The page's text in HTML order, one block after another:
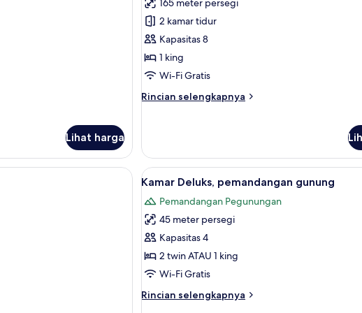
Lihat harga
untuk
Vila,
2
kamar
tidur
165 meter persegi
2 kamar tidur
Kapasitas 8
1 king
Wi-Fi Gratis
Rincian selengkapnya
Rincian
kamar
tidur
Selimut bulu angsa, minibar, brankas, dan meja kerja
Lihat
semua
foto
untuk
Kamar
Deluks,
pemandangan
Kamar Deluks,
9
Kamar Deluks, pemandangan gunung
Pemandangan Pegunungan
45 meter persegi
Kapasitas 4
2 twin ATAU 1 king
Wi-Fi Gratis
Rincian selengkapnya
Rincian